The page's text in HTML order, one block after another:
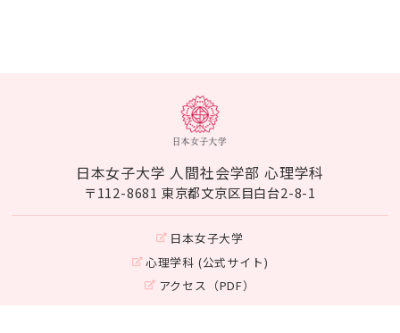
日本女子大学 人間社会学部 心理学科
〒112-8681 東京都文京区目白台2-8-1
日本女子大学
心理学科 (公式サイト)
アクセス（PDF）